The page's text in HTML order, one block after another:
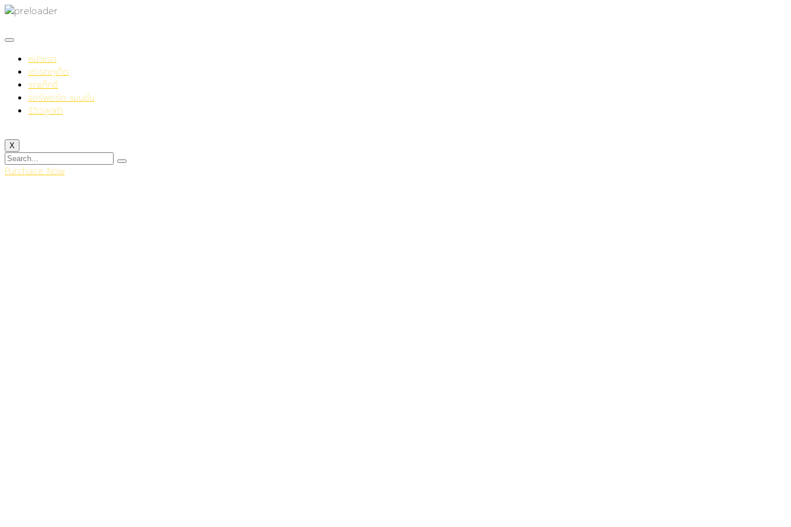
หน้าแรก
เช่ารถภูเก็ต
รถแท็กซี่
แอร์พอร์ต แมนชั่น
รีวิวลูกค้า
X
Purchase Now